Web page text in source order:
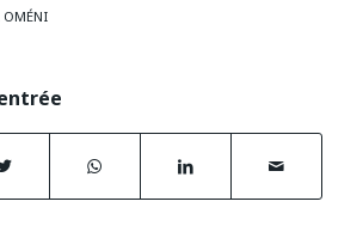
OMÉNI